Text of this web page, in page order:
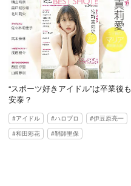
“スポーツ好きアイドル”は卒業後も
安泰？
アイドル ハロプロ 伊豆原亮一
和田彩花
鞘師里保